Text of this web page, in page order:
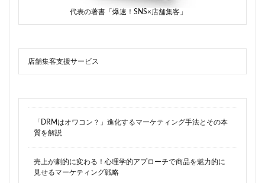
代表の著書「爆速！SNS×店舗集客」
店舗集客支援サービス
「DRMはオワコン？」進化するマーケティング手法とその本
質を解説
売上が劇的に変わる！心理学的アプローチで商品を魅力的に
見せるマーケティング戦略